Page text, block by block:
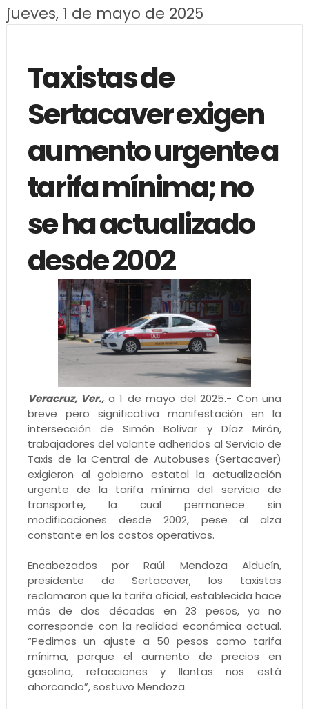
jueves, 1 de mayo de 2025
Taxistas de
Sertacaver exigen
aumento urgente a
tarifa mínima; no
se ha actualizado
desde 2002
Veracruz, Ver., a 1 de mayo del 2025.- Con una
breve pero significativa manifestación en la
intersección de Simón Bolívar y Díaz Mirón,
trabajadores del volante adheridos al Servicio de
Taxis de la Central de Autobuses (Sertacaver)
exigieron al gobierno estatal la actualización
urgente de la tarifa mínima del servicio de
transporte, la cual permanece sin
modificaciones desde 2002, pese al alza
constante en los costos operativos.
Encabezados por Raúl Mendoza Alducín,
presidente de Sertacaver, los taxistas
reclamaron que la tarifa oficial, establecida hace
más de dos décadas en 23 pesos, ya no
corresponde con la realidad económica actual.
“Pedimos un ajuste a 50 pesos como tarifa
mínima, porque el aumento de precios en
gasolina, refacciones y llantas nos está
ahorcando”, sostuvo Mendoza.